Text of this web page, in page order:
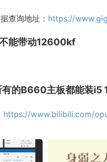
查询地址： https://
能带动12600kf
的B660主板都能装i5
https://www.bilibili.com/